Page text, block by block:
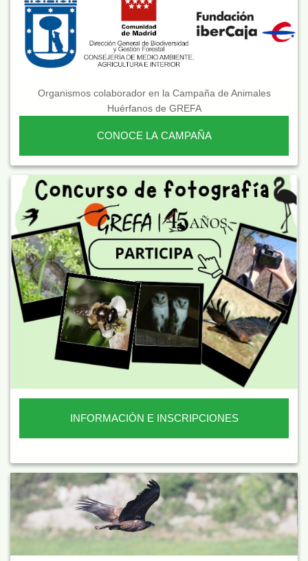
Organismos colaborador en la Campaña de Animales
Huérfanos de GREFA
CONOCE LA CAMPAÑA
INFORMACIÓN E INSCRIPCIONES